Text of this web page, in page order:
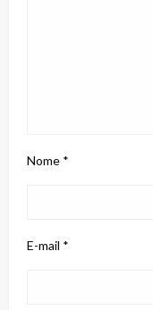
Nome *
E-mail *